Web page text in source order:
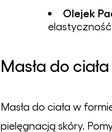
Olejek
elastyczność.
Masła do
Masła do ciała w
pielęgnacją skóry.